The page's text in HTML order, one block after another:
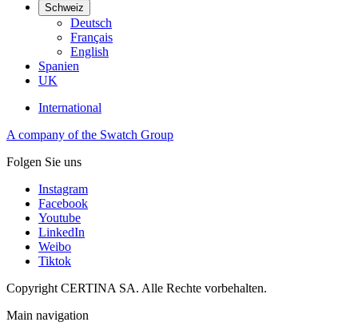
Schweiz
Deutsch
Français
English
Spanien
UK
International
A company of the Swatch Group
Folgen Sie uns
Instagram
Facebook
Youtube
LinkedIn
Weibo
Tiktok
Copyright CERTINA SA. Alle Rechte vorbehalten.
Main navigation